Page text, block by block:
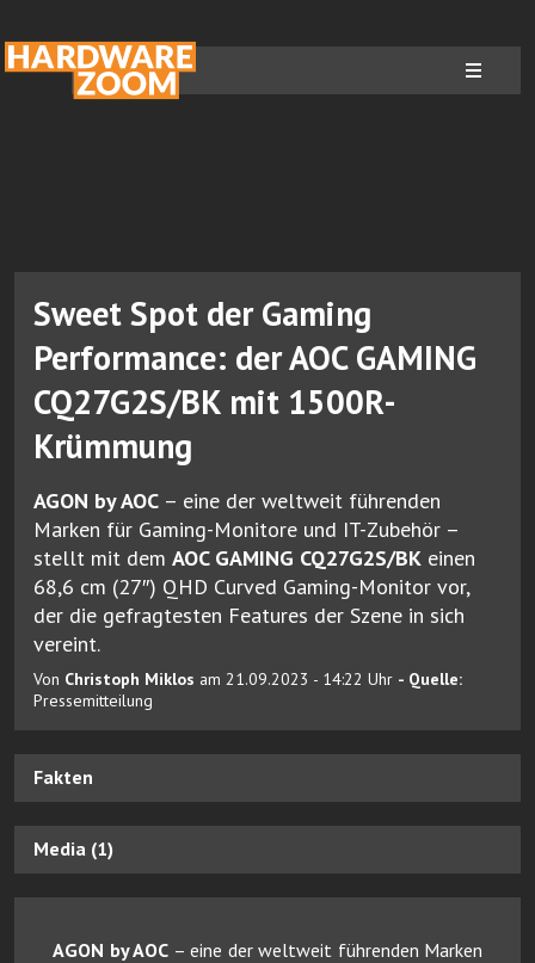
Sweet Spot der Gaming
Performance: der AOC GAMING
CQ27G2S/BK mit 1500R-
Krümmung
AGON by AOC – eine der weltweit führenden
Marken für Gaming-Monitore und IT-Zubehör –
stellt mit dem AOC GAMING CQ27G2S/BK einen
68,6 cm (27″) QHD Curved Gaming-Monitor vor,
der die gefragtesten Features der Szene in sich
vereint.
Von Christoph Miklos am 21.09.2023 - 14:22 Uhr - Quelle:
Pressemitteilung
Fakten
Media (1)
AGON by AOC – eine der weltweit führenden Marken